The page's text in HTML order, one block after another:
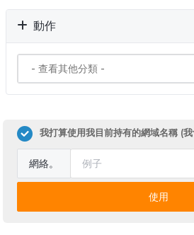
動作
我打算使用我目前持有的網域名稱 (
網絡。
使用